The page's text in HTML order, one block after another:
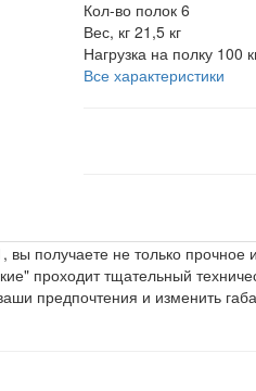
Кол-во полок 6
Вес, кг 21,5 кг
Нагрузка на полку 100
Все характеристики
получаете не только
проходит тщательный
предпочтения и изменить